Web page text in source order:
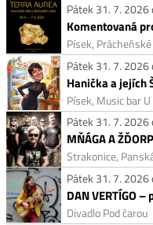
Pátek 31. 7. 2026
Komentovaná
Písek,
Pátek 31. 7. 2026
Hanička a jejích
Písek, Music bar
Pátek 31. 7. 2026
MŇÁGA A
Strakonice,
Pátek 31. 7. 2026
DAN VERTÍGO
Divadlo Pod čarou